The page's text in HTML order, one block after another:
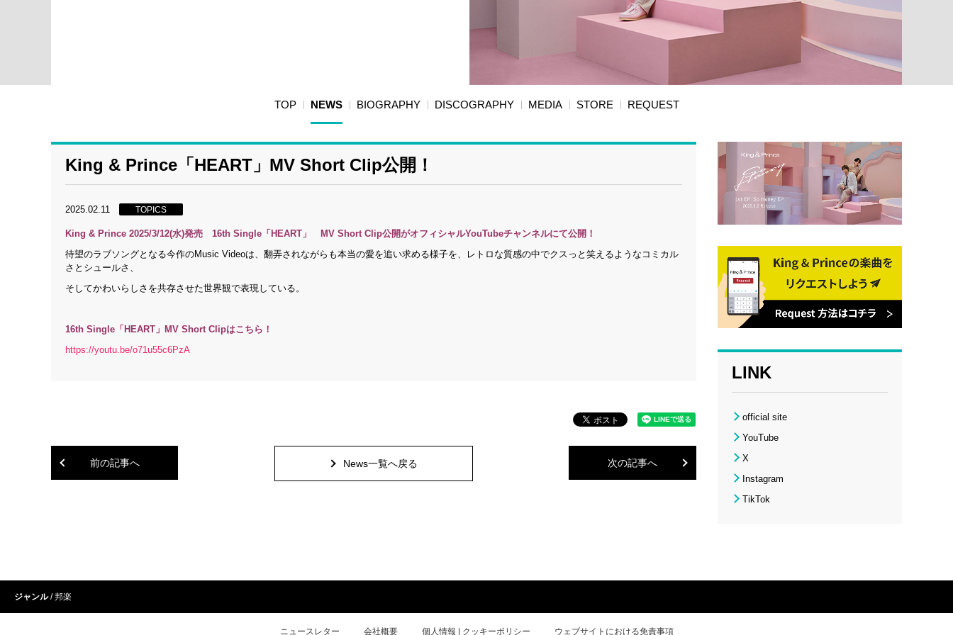
TOP NEWS BIOGRAPHY DISCOGRAPHY MEDIA STORE REQUEST
King & Prince「HEART」MV Short Clip公開！
2025.02.11 TOPICS
King & Prince 2025/3/12(水)発売 16th Single「HEART」 MV Short Clip公開がオフィシャルYouTubeチャンネルにて公開 ！
待望のラブソングとなる今作のMusic Videoは、翻弄されながらも本当の愛を追い求める様子を、レトロな質感の中でクスっと笑えるようなコミカル
さとシュールさ、
そしてかわいらしさを共存させた世界観で表現している。
16th Single「HEART」MV Short Clipはこちら！
https://youtu.be/o71u55c6PzA
前の記事へ 次の記事へ
News一覧へ戻る
LINK
official site
YouTube
X
Instagram
TikTok
ジャンル 邦楽
ニュースレター 会社概要 個人情報 | クッキーポリシー ウェブサイトにおける免責事項